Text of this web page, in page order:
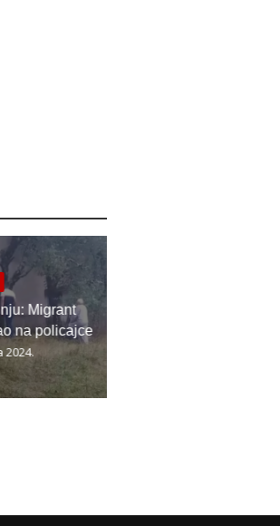
Migrant
na policajce
2024.